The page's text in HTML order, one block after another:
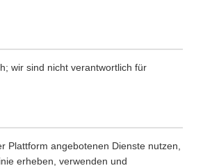
wir sind nicht verantwortlich für
Plattform angebotenen Dienste nutzen,
erheben, verwenden und